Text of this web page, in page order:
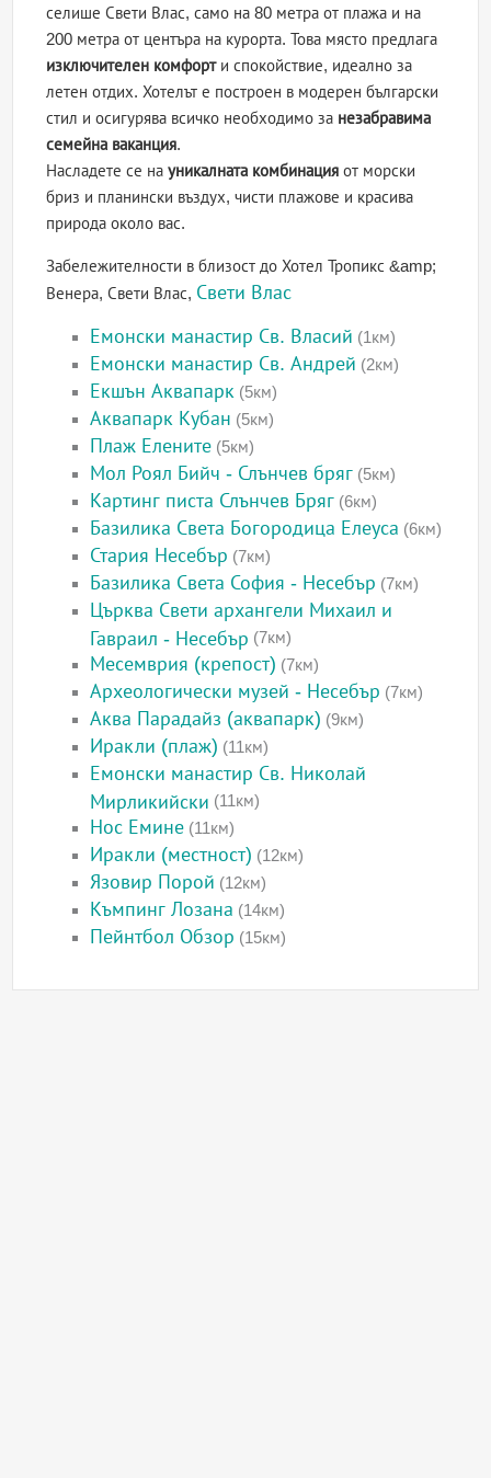
селише Свети Влас, само на 80 метра от плажа и на
200 метра от центъра на курорта. Това място предлага
изключителен комфорти спокойствие, идеално за
летен отдих. Хотелът е построен в модерен български
стил и осигурява всичко необходимо за незабравима
семейна ваканция.
Насладете се науникалната комбинация от морски
бриз и планински въздух, чисти плажове и красива
природа около вас.
Забележителности в близост до Хотел Тропикс &amp;
Венера, Свети Влас, Свети Влас
Емонски манастир Св. Власий (1км)
Емонски манастир Св. Андрей (2км)
Екшън Аквапарк (5км)
Аквапарк Кубан (5км)
Плаж Елените (5км)
Мол Роял Бийч - Слънчев бряг (5км)
Картинг писта Слънчев Бряг (6км)
Базилика Света Богородица Елеуса (6км)
Стария Несебър (7км)
Базилика Света София - Несебър (7км)
Църква Свети архангели Михаил и
Гавраил - Несебър (7км)
Месемврия (крепост) (7км)
Археологически музей - Несебър (7км)
Аква Парадайз (аквапарк) (9км)
Иракли (плаж) (11км)
Емонски манастир Св. Николай
Мирликийски (11км)
Нос Емине (11км)
Иракли (местност) (12км)
Язовир Порой (12км)
Къмпинг Лозана (14км)
Пейнтбол Обзор (15км)